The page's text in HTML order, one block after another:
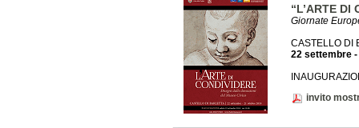
“L’ARTE DI
Giornate
CASTELLO DI
22 settembre
invito